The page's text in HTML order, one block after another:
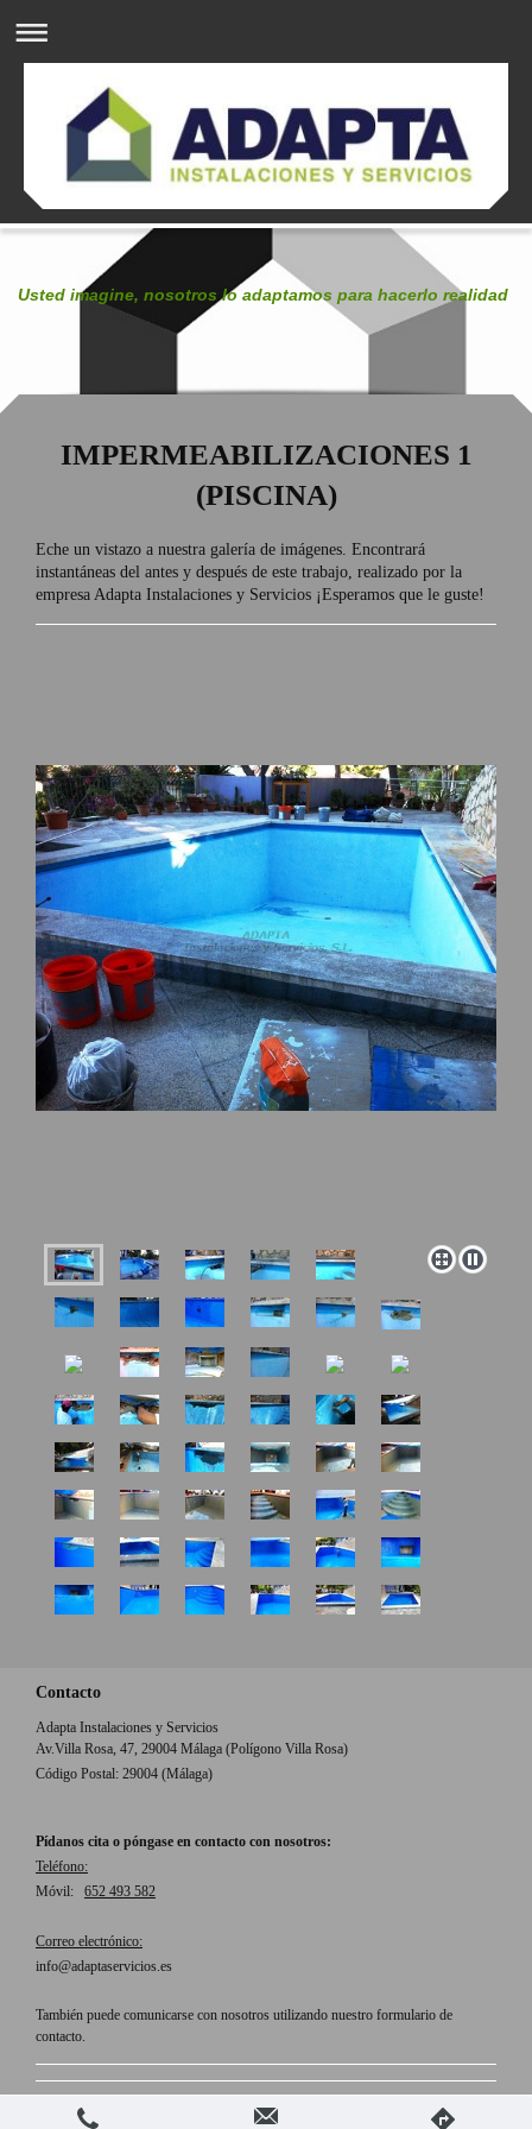
Usted imagine, nosotros lo adaptamos para hacerlo realidad
IMPERMEABILIZACIONES 1
(PISCINA)
Eche un vistazo a nuestra galería de imágenes. Encontrará
instantáneas del antes y después de este trabajo, realizado por la
empresa Adapta Instalaciones y Servicios ¡Esperamos que le guste!
Contacto
Adapta Instalaciones y Servicios
Av.Villa Rosa, 47, 29004 Málaga (Polígono Villa Rosa)
Código Postal: 29004 (Málaga)
Pídanos cita o póngase en contacto con nosotros:
Teléfono:
Móvil: 652 493 582
Correo electrónico:
info@adaptaservicios.es
También puede comunicarse con nosotros utilizando nuestro formulario de
contacto.
Versión para imprimir Mapa del sitio
Iniciar sesión